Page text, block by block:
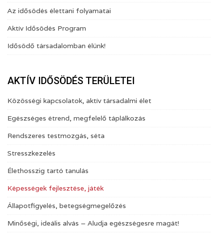
Az idősödés élettani folyamatai
Aktív Idősödés Program
Idősödő társadalomban élünk!
AKTÍV IDŐSÖDÉS TERÜLETEI
Közösségi kapcsolatok, aktív társadalmi élet
Egészséges étrend, megfelelő táplálkozás
Rendszeres testmozgás, séta
Stresszkezelés
Élethosszig tartó tanulás
Képességek fejlesztése, játék
Állapotfigyelés, betegségmegelőzés
Minőségi, ideális alvás – Aludja egészségesre magát!